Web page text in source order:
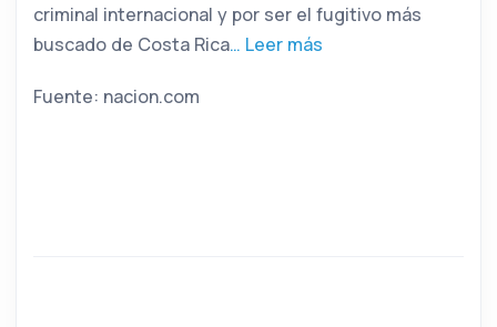
criminal internacional y por ser el fugitivo más
buscado de Costa Rica… Leer más
Fuente: nacion.com